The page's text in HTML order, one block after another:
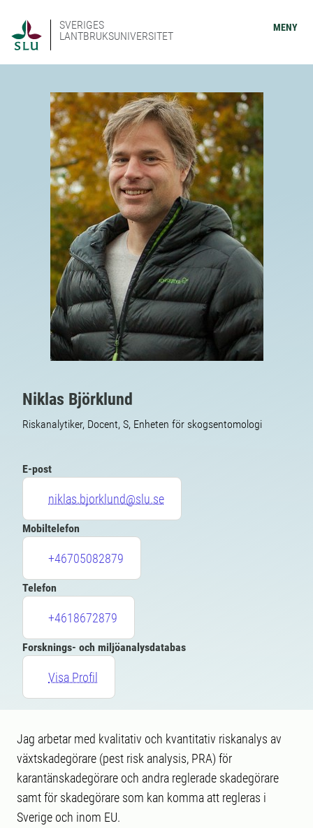
SVERIGES
LANTBRUKSUNIVERSITET
MENY
Niklas Björklund
Riskanalytiker, Docent, S, Enheten för skogsentomologi
E-post
niklas.bjorklund@slu.se
Mobiltelefon
+46705082879
Telefon
+4618672879
Forsknings- och miljöanalysdatabas
Visa Profil
Jag arbetar med kvalitativ och kvantitativ riskanalys av
växtskadegörare (pest risk analysis, PRA) för
karantänskadegörare och andra reglerade skadegörare
samt för skadegörare som kan komma att regleras i
Sverige och inom EU.